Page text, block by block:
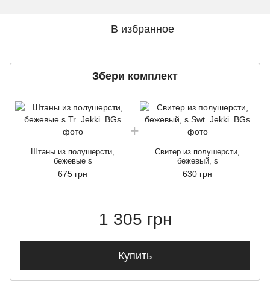
В избранное
Збери комплект
Штаны из полушерсти,
бежевые s
675 грн
Свитер из полушерсти,
бежевый, s
630 грн
1 305 грн
Купить